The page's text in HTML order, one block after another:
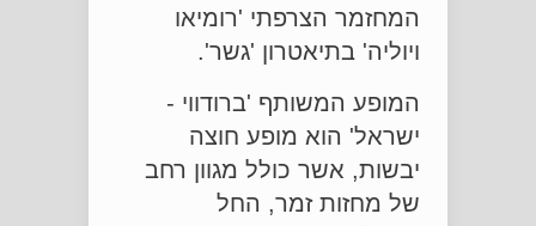
המחזמר הצרפתי 'רומיאו
ויוליה' בתיאטרון 'גשר'.
המופע המשותף 'ברודווי -
ישראל' הוא מופע חוצה
יבשות, אשר כולל מגוון רחב
של מחזות זמר, החל